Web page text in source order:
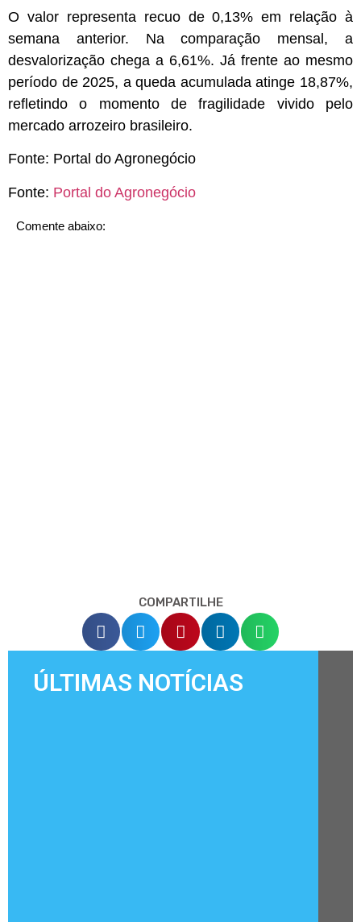
O valor representa recuo de 0,13% em relação à
semana anterior. Na comparação mensal, a
desvalorização chega a 6,61%. Já frente ao mesmo
período de 2025, a queda acumulada atinge 18,87%,
refletindo o momento de fragilidade vivido pelo
mercado arrozeiro brasileiro.
Fonte: Portal do Agronegócio
Fonte: Portal do Agronegócio
Comente abaixo:
COMPARTILHE
ÚLTIMAS NOTÍCIAS